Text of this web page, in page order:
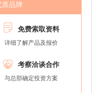
质品牌
 免费索取资料
详细了解产品及报价
 考察洽谈合作
与总部确定投资方案